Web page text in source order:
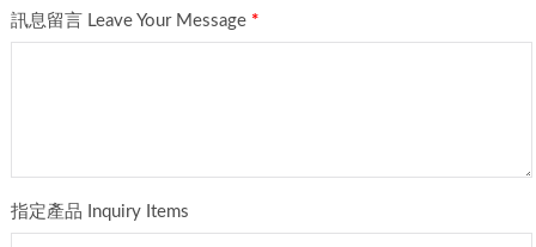
訊息留言 Leave Your Message *
指定產品 Inquiry Items